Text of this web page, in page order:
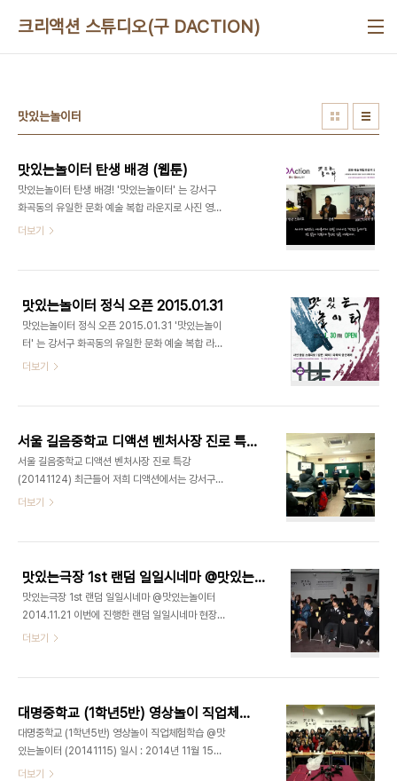
크리액션 스튜디오(구 DACTION)
맛있는놀이터
맛있는놀이터 탄생 배경 (웹툰)
맛있는놀이터 탄생 배경! '맛있는놀이터' 는 강서구
화곡동의 유일한 문화 예술 복합 라운지로 사진 영상
스튜디오, 강연, 파티, 다목적 공간대여가 가능한 곳
일한 문화예술복합라운지, 맛있는놀이터(디액션)사
진/영상 스튜디오ㅣ강연/세미나 ㅣ 파티/이벤트ㅣ기
타공간대여(문의) 070 8748 1031 /
www.deliciousaction.com
더보기
맛있는놀이터 정식 오픈 2015.01.31
맛있는놀이터 정식 오픈 2015.01.31 '맛있는놀이
터' 는 강서구 화곡동의 유일한 문화 예술 복합 라운
지로 사진 영상 스튜디오, 강연, 파티, 다목적 공간대
서구 No.1 유일한 문화예술복합라운지, 맛있는놀이
터(디액션)사진/영상 스튜디오ㅣ강연/세미나 ㅣ 파
티/이벤트ㅣ기타공간대여(문의) 070 8748 1031
/ www.deliciousaction.com
더보기
서울 길음중학교 디액션 벤처사장 진로 특강 (20141124)
서울 길음중학교 디액션 벤처사장 진로 특강
(20141124) 최근들어 저희 디액션에서는 강서구에
'맛있는놀이터'라는 문화예술복합라운지를 오픈하면
출강을 나가셨는데요. 이번에는 벤처사장이라는 직
업군을 주제로 중학교 1,2학년 학생들을 대상으로 강
연을 해주셨습니다. 디액션 외부 출강 (문의)070-
8748-9282 / ceo@deliciousaction.com
더보기
맛있는극장 1st 랜덤 일일시네마 @맛있는놀이터 2014.11.21
맛있는극장 1st 랜덤 일일시네마 @맛있는놀이터
2014.11.21 이번에 진행한 랜덤 일일시네마 현장입
니다.영화를 상영하기전 영화제목과 주인공을 맞추
강서구 맛있는놀이터 주관 : 맛있는놀이터주최 : 고퀄
리티2nd 파티팀 강서구 No.1 유일한 파티 라운지,
맛있는놀이터파티/이벤트/기타공간대여 (문의)
070 8748 1031
더보기
대명중학교 (1학년5반) 영상놀이 직업체험학습 @맛있는놀이터 (20141115)
대명중학교 (1학년5반) 영상놀이 직업체험학습 @맛
있는놀이터 (20141115) 일시 : 2014년 11월 15일
토요일 오후장소 : 강서구 맛있는놀이터대상 : 서울
더보기